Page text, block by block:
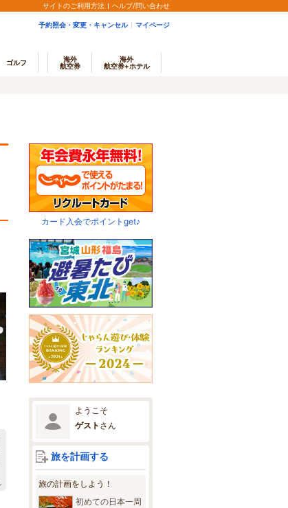
サイトのご利用方法 ヘルプ/問い合わせ
予約照会・変更・キャンセル マイページ
ゴルフ
海外
航空券
海外
航空券+ホテル
カード入会でポイントget♪
ようこそ
ゲスト さん
旅を計画する
旅の計画をしよう！
初めての日本一周